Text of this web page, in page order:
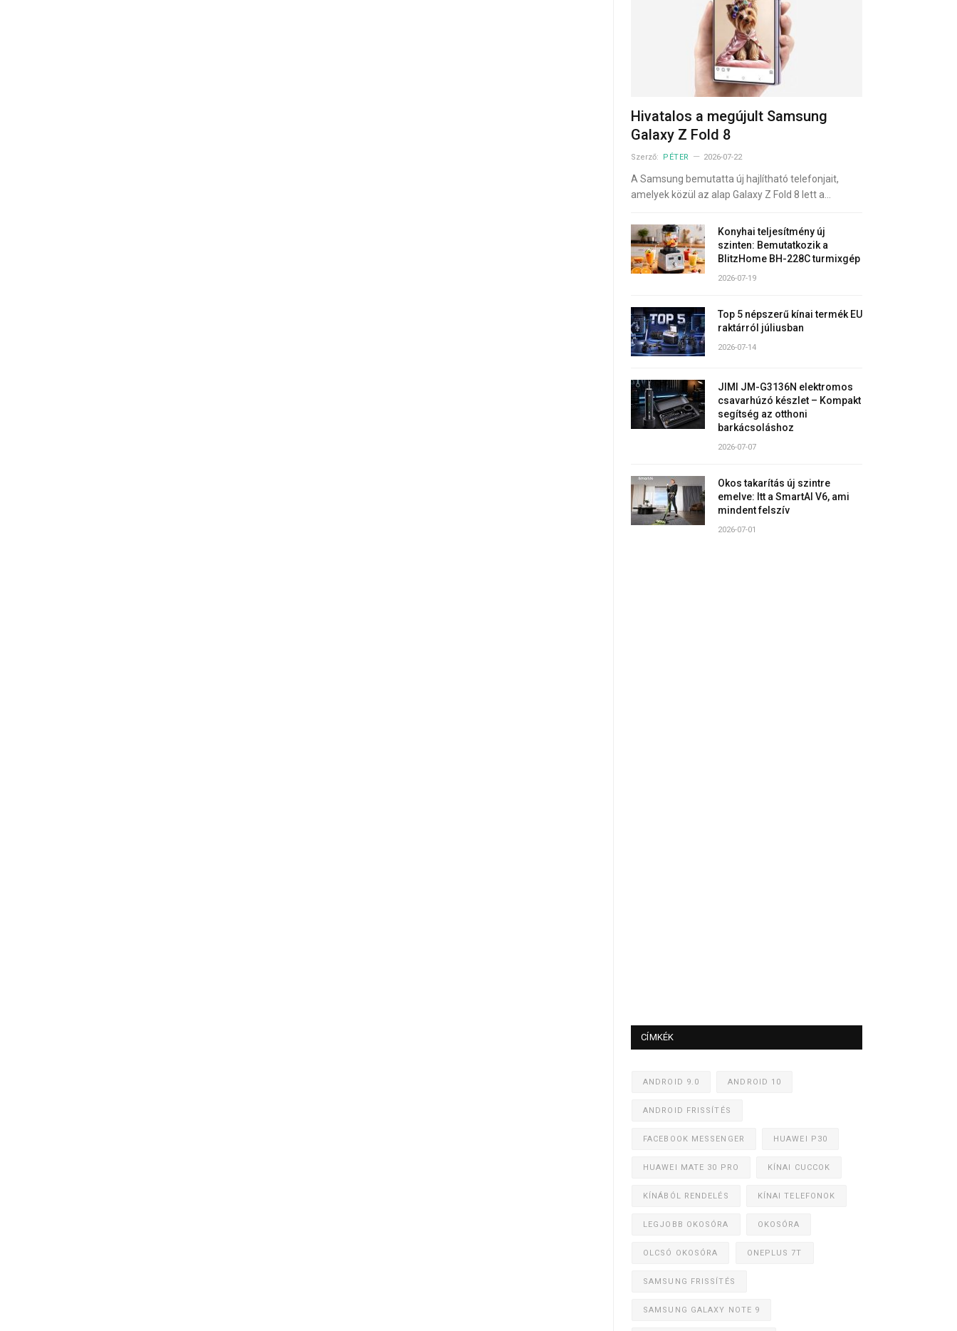
Hivatalos a megújult Samsung
Galaxy Z Fold 8
Szerző: PÉTER 2026-07-22
A Samsung bemutatta új hajlítható telefonjait,
amelyek közül az alap Galaxy Z Fold 8 lett a…
Konyhai teljesítmény új
szinten: Bemutatkozik a
BlitzHome BH-228C turmixgép
2026-07-19
Top 5 népszerű kínai termék EU
raktárról júliusban
2026-07-14
JIMI JM-G3136N elektromos
csavarhúzó készlet – Kompakt
segítség az otthoni
barkácsoláshoz
2026-07-07
Okos takarítás új szintre
emelve: Itt a SmartAI V6, ami
mindent felszív
2026-07-01
CÍMKÉK
ANDROID 9.0 ANDROID 10
ANDROID FRISSÍTÉS
FACEBOOK MESSENGER HUAWEI P30
HUAWEI MATE 30 PRO KÍNAI CUCCOK
KÍNÁBÓL RENDELÉS KÍNAI TELEFONOK
LEGJOBB OKOSÓRA OKOSÓRA
OLCSÓ OKOSÓRA ONEPLUS 7T
SAMSUNG FRISSÍTÉS
SAMSUNG GALAXY NOTE 9